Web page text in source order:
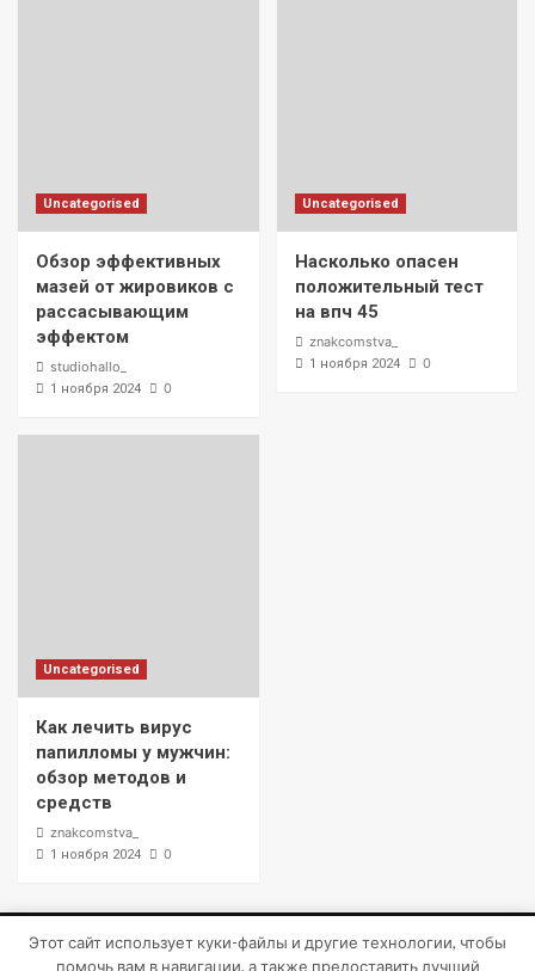
Uncategorised
Обзор эффективных
мазей от жировиков с
рассасывающим
эффектом
studiohallo_
1 ноября 2024 0
Uncategorised
Насколько опасен
положительный тест
на впч 45
znakcomstva_
1 ноября 2024 0
Uncategorised
Как лечить вирус
папилломы у мужчин:
обзор методов и
средств
znakcomstva_
1 ноября 2024 0
Copyright © Все права защищены.|CoverNewsот AF
Этот сайт использует куки-файлы и другие технологии, чтобы
помочь вам в навигации, а также предоставить лучший